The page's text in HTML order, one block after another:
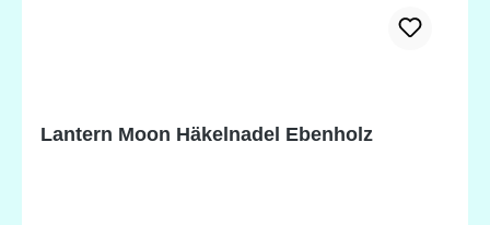
Lantern Moon Häkelnadel Ebenholz